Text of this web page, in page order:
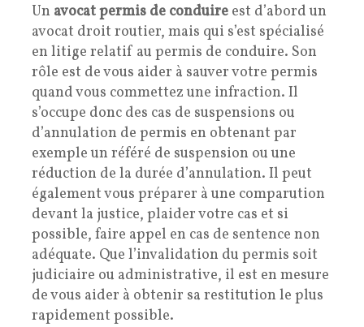
Un avocat permis de conduire est d’abord un
avocat droit routier, mais qui s’est spécialisé
en litige relatif au permis de conduire. Son
rôle est de vous aider à sauver votre permis
quand vous commettez une infraction. Il
s’occupe donc des cas de suspensions ou
d’annulation de permis en obtenant par
exemple un référé de suspension ou une
réduction de la durée d’annulation. Il peut
également vous préparer à une comparution
devant la justice, plaider votre cas et si
possible, faire appel en cas de sentence non
adéquate. Que l’invalidation du permis soit
judiciaire ou administrative, il est en mesure
de vous aider à obtenir sa restitution le plus
rapidement possible.